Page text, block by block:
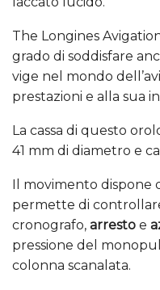
The Longines
grado di soddisfare
vige nel mondo
prestazioni e alla sua
La cassa di questo
41 mm di diametro e
Il movimento dispone
permette di
cronografo, arresto e
pressione del
colonna scanalata.